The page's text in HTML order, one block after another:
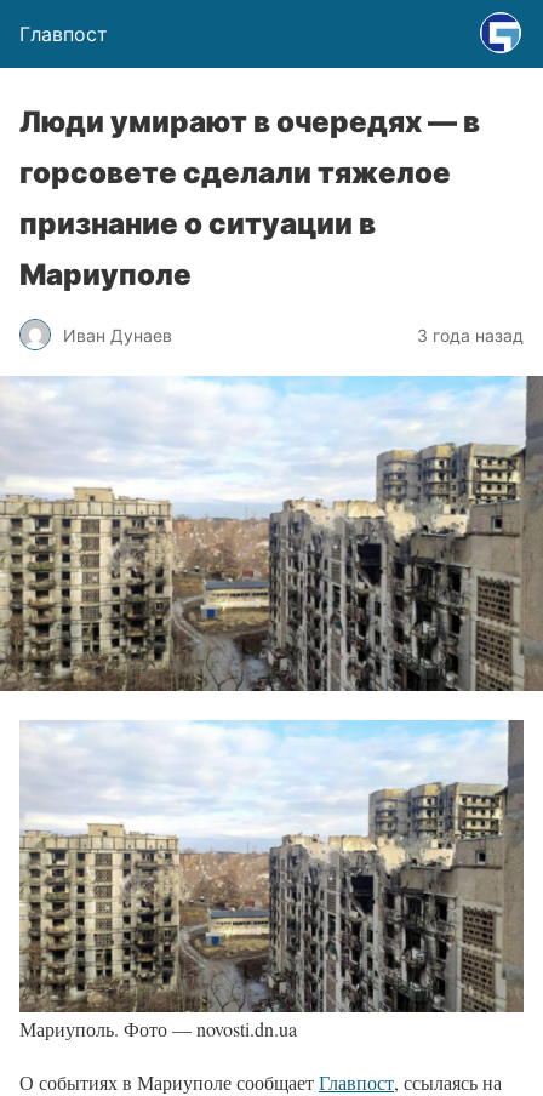
Главпост
Люди умирают в очередях — в
горсовете сделали тяжелое
признание о ситуации в
Мариуполе
Иван Дунаев 3 года назад
Мариуполь. Фото — novosti.dn.ua
О событиях в Мариуполе сообщаетГлавпост, ссылаясь на